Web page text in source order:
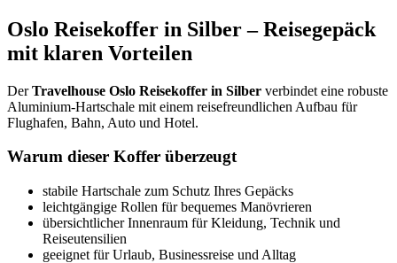
Oslo Reisekoffer in Silber – Reisegepäck
mit klaren Vorteilen
DerTravelhouse Oslo Reisekoffer in Silber verbindet eine robuste
Aluminium-Hartschale mit einem reisefreundlichen Aufbau für
Flughafen, Bahn, Auto und Hotel.
Warum dieser Koffer überzeugt
stabile Hartschale zum Schutz Ihres Gepäcks
leichtgängige Rollen für bequemes Manövrieren
übersichtlicher Innenraum für Kleidung, Technik und
Reiseutensilien
geeignet für Urlaub, Businessreise und Alltag